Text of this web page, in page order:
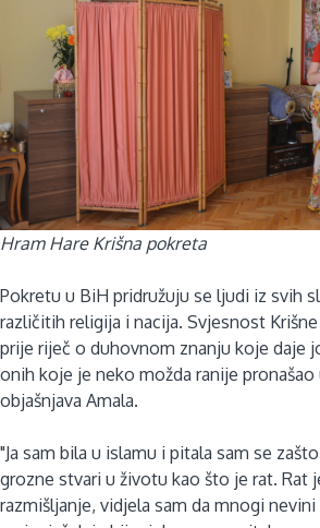
Hram Hare Krišna pokreta
Pokretu u BiH pridružuju se ljudi iz svih
različitih religija i nacija. Svjesnost
prije riječ o duhovnom znanju koje daje
onih koje je neko možda ranije
objašnjava Amala.
"Ja sam bila u islamu i pitala sam se
grozne stvari u životu kao što je rat. Rat
razmišljanje, vidjela sam da mnogi